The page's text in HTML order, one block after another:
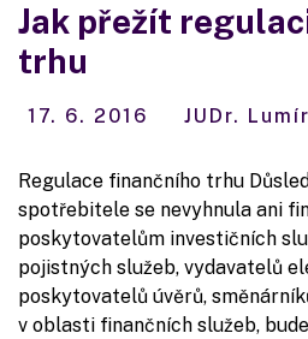
Jak přežít
trhu
17. 6. 2016 JUDr.
Regulace finančního trhu
spotřebitele se nevyhnula ani
poskytovatelům investičních
pojistných služeb, vydavatelů
poskytovatelů úvěrů,
v oblasti finančních služeb,